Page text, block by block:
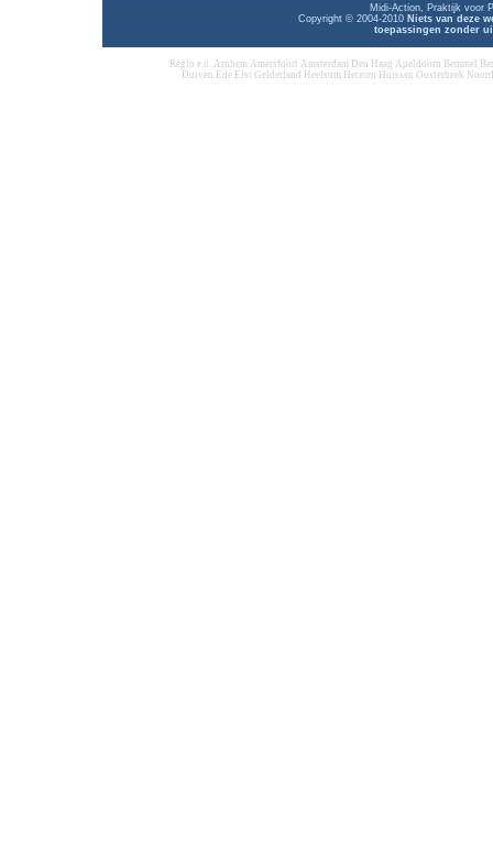
Midi-Action, Praktijk voor
Copyright © 2004-2010 Niets van deze
toepassingen zonder
Regio e.o. Arnhem Amersfoort Amsterdam Den Haag Apeldoorn Bemmel
Duiven Ede Elst Gelderland Heelsum Heteren Huissen Oosterbeek